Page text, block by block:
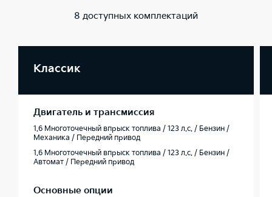
8 доступных комплектаций
Классик
Двигатель и трансмиссия
1.6 Многоточечный впрыск топлива / 123 л.с. / Бензин /
Механика / Передний привод
1.6 Многоточечный впрыск топлива / 123 л.с. / Бензин /
Автомат / Передний привод
Основные опции